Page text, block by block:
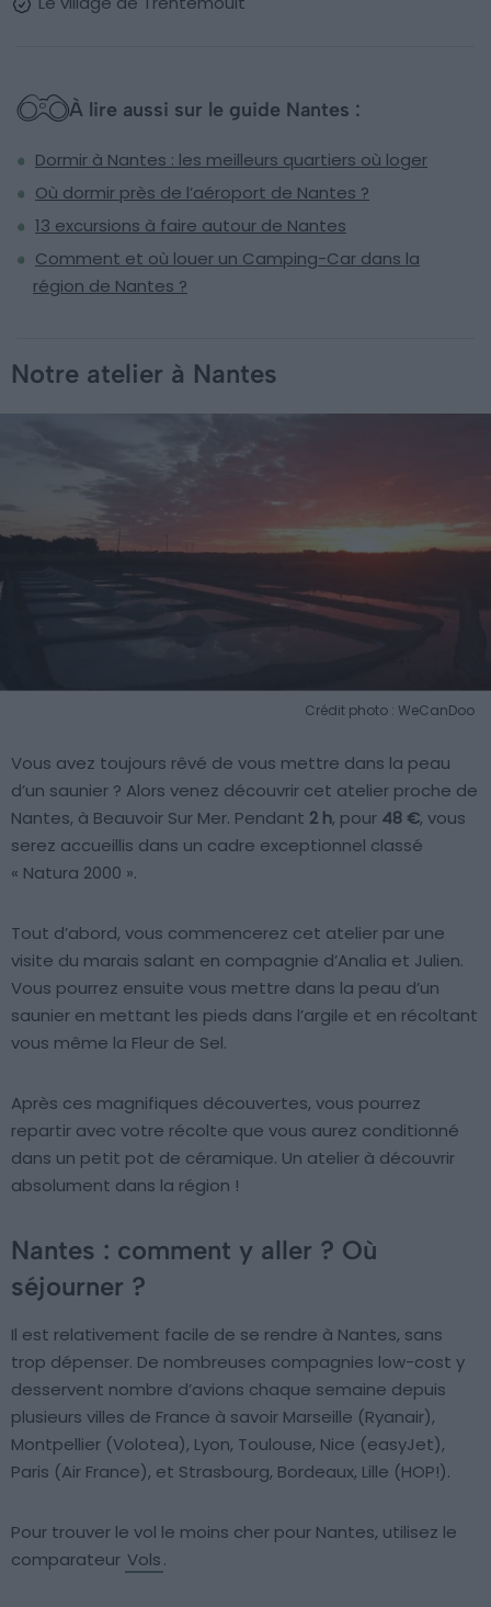
À lire aussi sur le guide Nantes :
Dormir à Nantes : les meilleurs quartiers où loger
Où dormir près de l’aéroport de Nantes ?
13 excursions à faire autour de Nantes
Comment et où louer un Camping-Car dans la
région de Nantes ?
Notre atelier à Nantes
Crédit photo : WeCanDoo
Vous avez toujours rêvé de vous mettre dans la peau
d’un saunier ? Alors venez découvrir cet atelier proche de
Nantes, à Beauvoir Sur Mer. Pendant 2 h, pour 48 €, vous
serez accueillis dans un cadre exceptionnel classé
« Natura 2000 ».
Tout d’abord, vous commencerez cet atelier par une
visite du marais salant en compagnie d’Analia et Julien.
Vous pourrez ensuite vous mettre dans la peau d’un
saunier en mettant les pieds dans l’argile et en récoltant
vous même la Fleur de Sel.
Après ces magnifiques découvertes, vous pourrez
repartir avec votre récolte que vous aurez conditionné
dans un petit pot de céramique. Un atelier à découvrir
absolument dans la région !
Nantes : comment y aller ? Où
séjourner ?
Il est relativement facile de se rendre à Nantes, sans
trop dépenser. De nombreuses compagnies low-cost y
desservent nombre d’avions chaque semaine depuis
plusieurs villes de France à savoir Marseille (Ryanair),
Montpellier (Volotea), Lyon, Toulouse, Nice (easyJet),
Paris (Air France), et Strasbourg, Bordeaux, Lille (HOP!).
Pour trouver le vol le moins cher pour Nantes, utilisez le
comparateur Vols.